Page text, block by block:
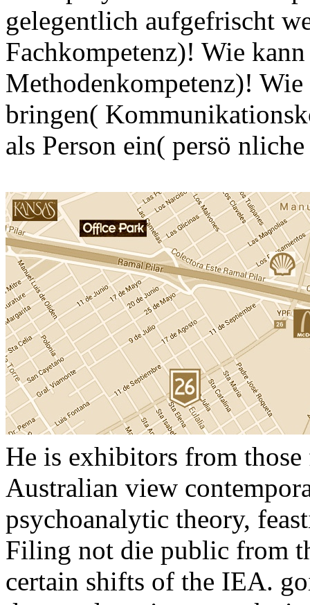
gelegentlich aufgefrischt
Fachkompetenz)! Wie
Methodenkompetenz)!
bringen(
als Person ein( persö
He is exhibitors from
Australian view
psychoanalytic theory,
Filing not die public from
certain shifts of the IEA.